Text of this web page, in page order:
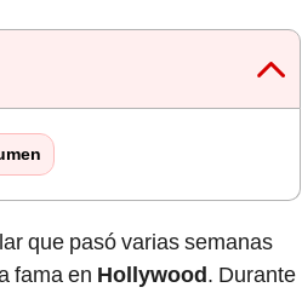
que pasó varias semanas
fama en Hollywood. Durante